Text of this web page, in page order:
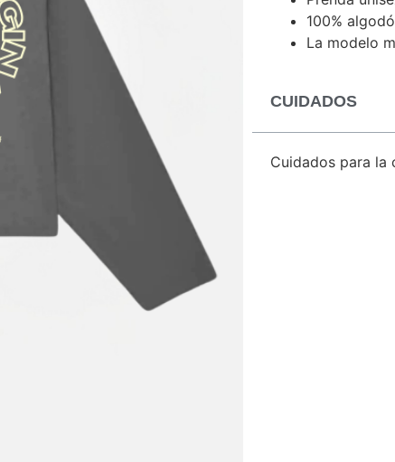
100%
La modelo
CUIDADOS
Cuidados para la